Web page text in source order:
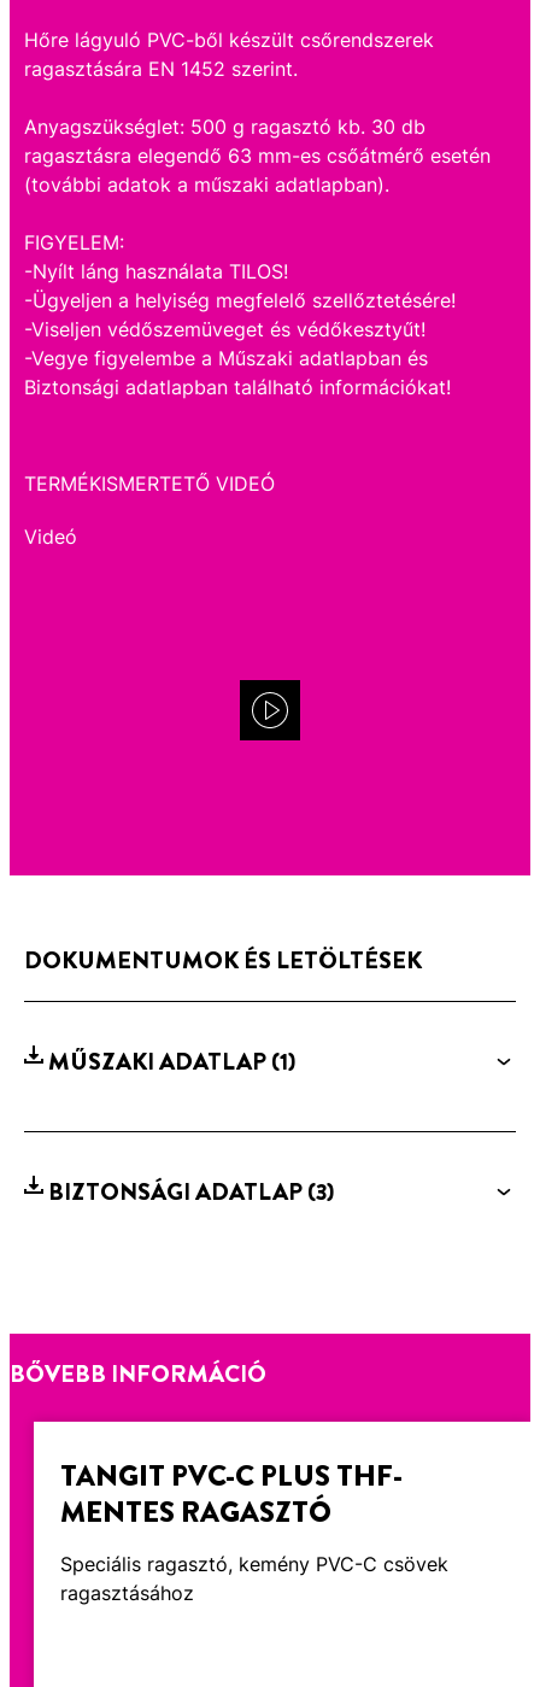
Hőre lágyuló PVC-ből készült csőrendszerek
ragasztására EN 1452 szerint.
Anyagszükséglet: 500 g ragasztó kb. 30 db
ragasztásra elegendő 63 mm-es csőátmérő esetén
(további adatok a műszaki adatlapban).
FIGYELEM:
-Nyílt láng használata TILOS!
-Ügyeljen a helyiség megfelelő szellőztetésére!
-Viseljen védőszemüveget és védőkesztyűt!
-Vegye figyelembe a Műszaki adatlapban és
Biztonsági adatlapban található információkat!
TERMÉKISMERTETŐ VIDEÓ
Videó
DOKUMENTUMOK ÉS LETÖLTÉSEK
MŰSZAKI ADATLAP(1)
BIZTONSÁGI ADATLAP(3)
BŐVEBB INFORMÁCIÓ
TANGIT PVC-C PLUS THF-
MENTES RAGASZTÓ
Speciális ragasztó, kemény PVC-C csövek
ragasztásához